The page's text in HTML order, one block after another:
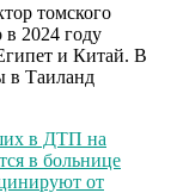
томского
2024 году
и Китай. В
в Таиланд
в ДТП на
в больнице
от